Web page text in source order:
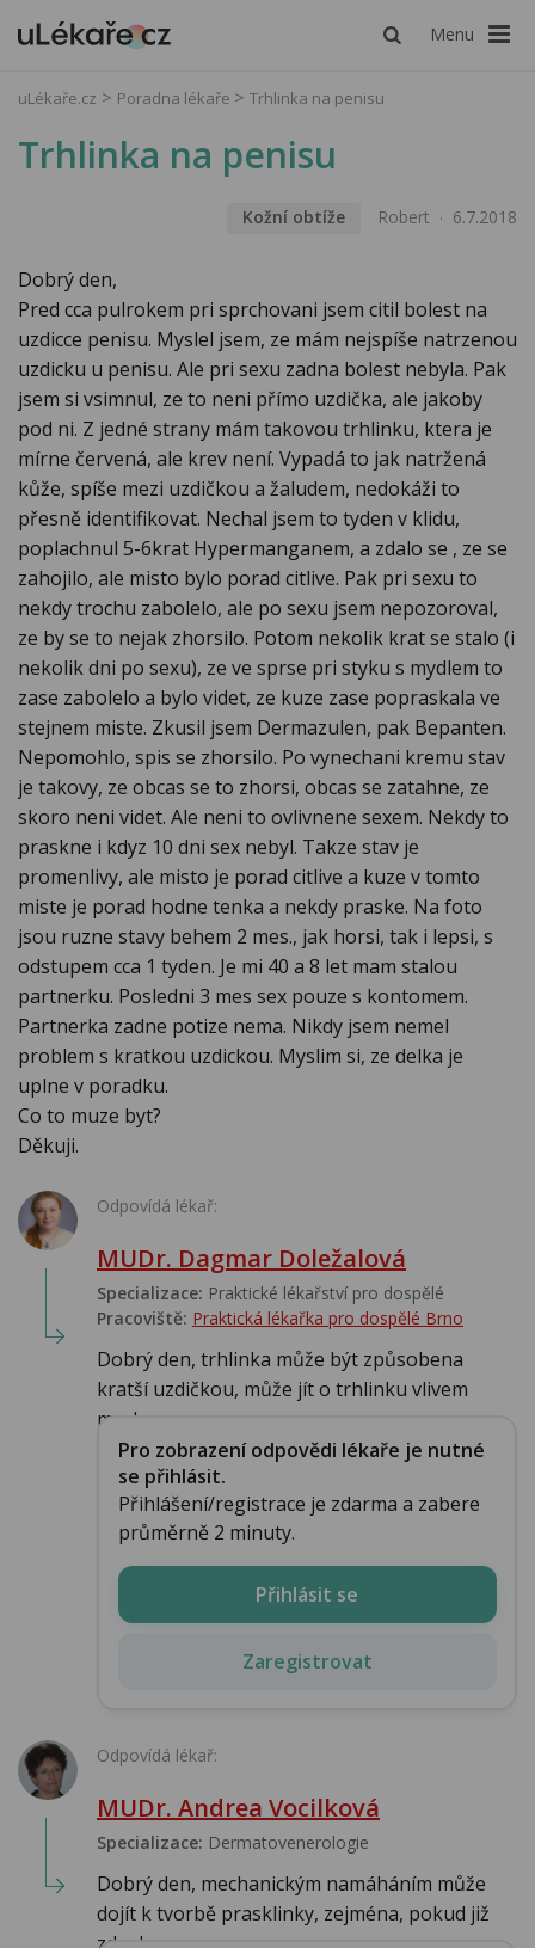
Menu
uLékaře.cz Poradna lékaře Trhlinka na penisu
Trhlinka na penisu
Kožní obtíže Robert 6.7.2018
Dobrý den,
Pred cca pulrokem pri sprchovani jsem citil bolest na
uzdicce penisu. Myslel jsem, ze mám nejspíše natrzenou
uzdicku u penisu. Ale pri sexu zadna bolest nebyla. Pak
jsem si vsimnul, ze to neni přímo uzdička, ale jakoby
pod ni. Z jedné strany mám takovou trhlinku, ktera je
mírne červená, ale krev není. Vypadá to jak natržená
kůže, spíše mezi uzdičkou a žaludem, nedokáži to
přesně identifikovat. Nechal jsem to tyden v klidu,
poplachnul 5-6krat Hypermanganem, a zdalo se , ze se
zahojilo, ale misto bylo porad citlive. Pak pri sexu to
nekdy trochu zabolelo, ale po sexu jsem nepozoroval,
ze by se to nejak zhorsilo. Potom nekolik krat se stalo (i
nekolik dni po sexu), ze ve sprse pri styku s mydlem to
zase zabolelo a bylo videt, ze kuze zase popraskala ve
stejnem miste. Zkusil jsem Dermazulen, pak Bepanten.
Nepomohlo, spis se zhorsilo. Po vynechani kremu stav
je takovy, ze obcas se to zhorsi, obcas se zatahne, ze
skoro neni videt. Ale neni to ovlivnene sexem. Nekdy to
praskne i kdyz 10 dni sex nebyl. Takze stav je
promenlivy, ale misto je porad citlive a kuze v tomto
miste je porad hodne tenka a nekdy praske. Na foto
jsou ruzne stavy behem 2 mes., jak horsi, tak i lepsi, s
odstupem cca 1 tyden. Je mi 40 a 8 let mam stalou
partnerku. Posledni 3 mes sex pouze s kontomem.
Partnerka zadne potize nema. Nikdy jsem nemel
problem s kratkou uzdickou. Myslim si, ze delka je
uplne v poradku.
Co to muze byt?
Děkuji.
Odpovídá lékař:
MUDr. Dagmar Doležalová
Specializace: Praktické lékařství pro dospělé
Pracoviště: Praktická lékařka pro dospělé Brno
Dobrý den, trhlinka může být způsobena
kratší uzdičkou, může jít o trhlinku vlivem
mechan...
Pro zobrazení odpovědi lékaře je nutné
se přihlásit.
Přihlášení/registrace je zdarma a zabere
průměrně 2 minuty.
Přihlásit se
Zaregistrovat
Odpovídá lékař:
MUDr. Andrea Vocilková
Specializace: Dermatovenerologie
Dobrý den, mechanickým namáháním může
dojít k tvorbě prasklinky, zejména, pokud již